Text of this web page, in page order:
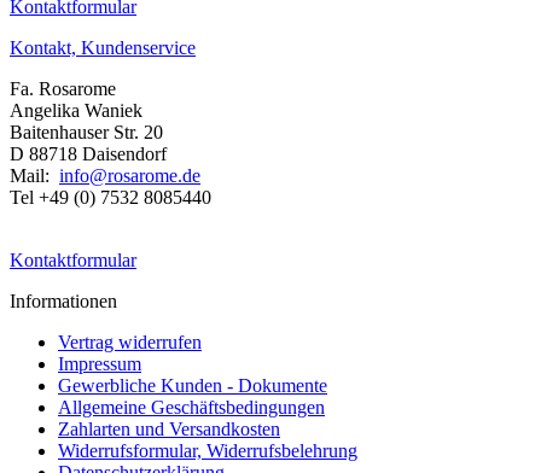
Kontaktformular
Kontakt, Kundenservice
Fa. Rosarome
Angelika Waniek
Baitenhauser Str. 20
D 88718 Daisendorf
Mail: info@rosarome.de
Tel +49 (0) 7532 8085440
Kontaktformular
Informationen
Vertrag widerrufen
Impressum
Gewerbliche Kunden - Dokumente
Allgemeine Geschäftsbedingungen
Zahlarten und Versandkosten
Widerrufsformular, Widerrufsbelehrung